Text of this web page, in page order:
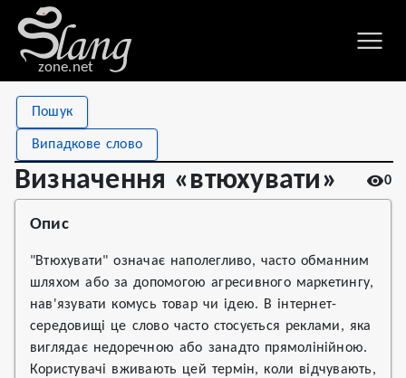
zone.net
Пошук
Випадкове слово
Визначення «втюхувати» 0
Визначення «втюхувати»
Stat
Views
Definitions 1
Опис
"Втюхувати" означає наполегливо, часто обманним
шляхом або за допомогою агресивного маркетингу,
нав'язувати комусь товар чи ідею. В інтернет-
середовищі це слово часто стосується реклами, яка
виглядає недоречною або занадто прямолінійною.
Користувачі вживають цей термін, коли відчувають,